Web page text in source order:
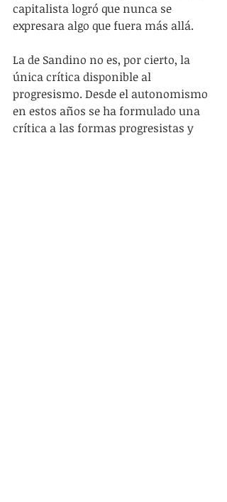
capitalista logró que nunca se
expresara algo que fuera más allá.
La de Sandino no es, por cierto, la
única crítica disponible al
progresismo. Desde el autonomismo
en estos años se ha formulado una
crítica a las formas progresistas y